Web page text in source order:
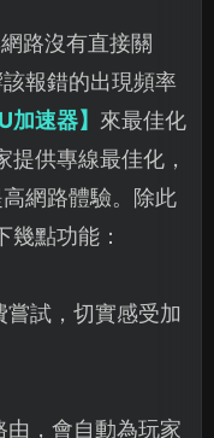
路沒有直接關
報錯的出現頻率
加速器】 來最佳化
供專線最佳化，
網路體驗。除此
幾點功能：
嘗試，切實感受加
由，會自動為玩家